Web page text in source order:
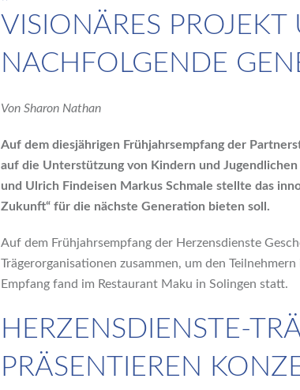
VISIONÄRES
NACHFOLGENDE
Von Sharon Nathan
Auf dem diesjährigen Frühjahrsempfang der
auf die Unterstützung von Kindern und
und Ulrich Findeisen Markus Schmale stellte das
Zukunft“ für die nächste Generation bieten soll.
Auf dem Frühjahrsempfang der Herzensdienste
Trägerorganisationen zusammen, um den
Empfang fand im Restaurant Maku in Solingen statt.
HERZENSDIENSTE-
PRÄSENTIEREN